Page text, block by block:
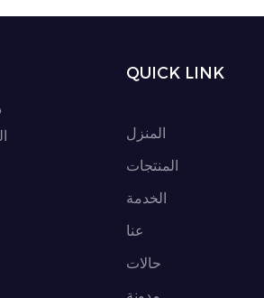
QUICK LINK
المنزل
المنتجات
الخدمة
عنا
حالات